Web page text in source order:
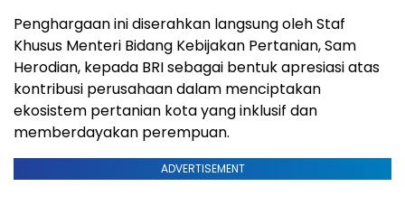
Penghargaan ini diserahkan langsung oleh Staf
Khusus Menteri Bidang Kebijakan Pertanian, Sam
Herodian, kepada BRI sebagai bentuk apresiasi atas
kontribusi perusahaan dalam menciptakan
ekosistem pertanian kota yang inklusif dan
memberdayakan perempuan.
ADVERTISEMENT